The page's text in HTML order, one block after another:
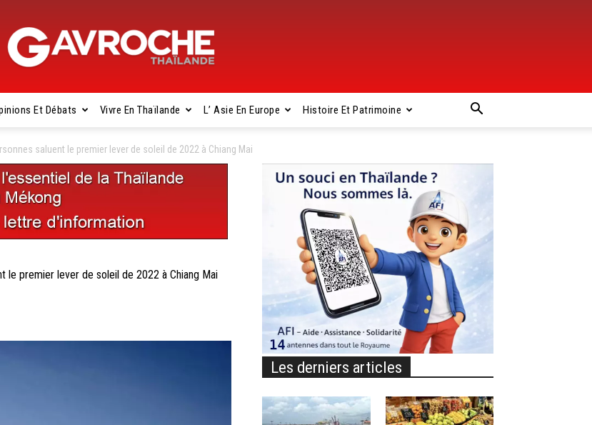
Gavroche
Et Débats Vivre En Thaïlande L’ Asie En Europe Histoire Et Patrimoine
saluent le premier lever de soleil de 2022 à Chiang Mai
le premier lever de soleil de 2022 à Chiang Mai
Les derniers articles